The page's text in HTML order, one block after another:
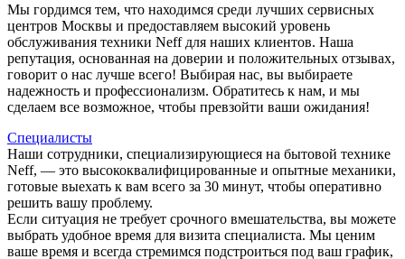
Мы гордимся тем, что находимся среди лучших сервисных
центров Москвы и предоставляем высокий уровень
обслуживания техники Neff для наших клиентов. Наша
репутация, основанная на доверии и положительных отзывах,
говорит о нас лучше всего! Выбирая нас, вы выбираете
надежность и профессионализм. Обратитесь к нам, и мы
сделаем все возможное, чтобы превзойти ваши ожидания!
Специалисты
Наши сотрудники, специализирующиеся на бытовой технике
Neff, — это высококвалифицированные и опытные механики,
готовые выехать к вам всего за 30 минут, чтобы оперативно
решить вашу проблему.
Если ситуация не требует срочного вмешательства, вы можете
выбрать удобное время для визита специалиста. Мы ценим
ваше время и всегда стремимся подстроиться под ваш график,